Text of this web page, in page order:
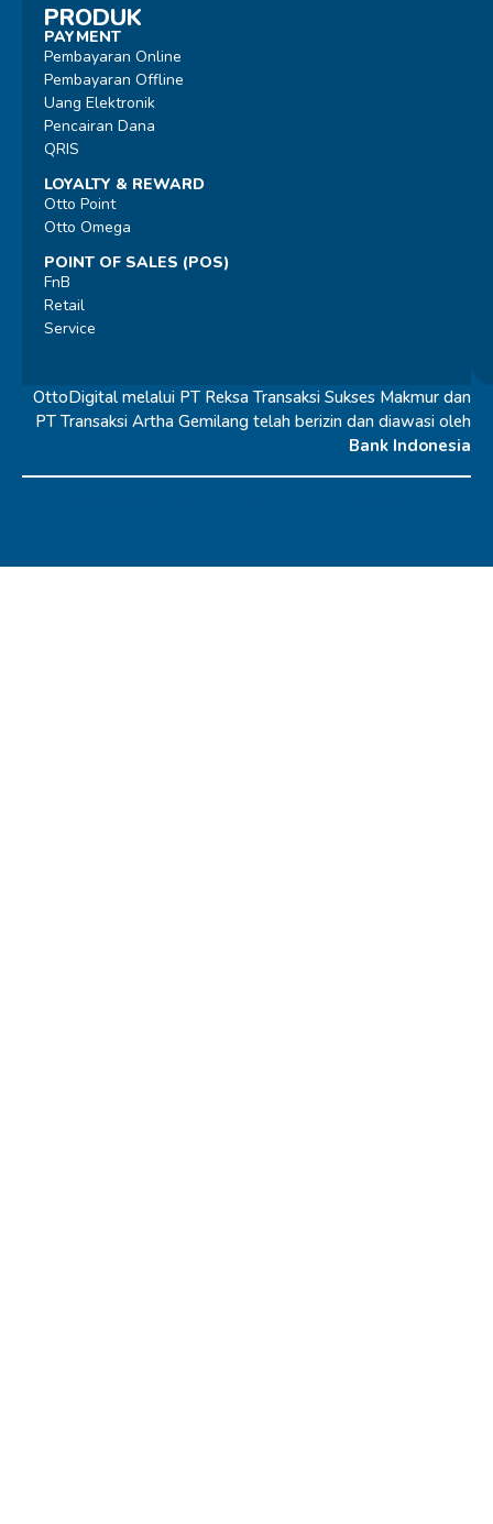
PRODUK
PAYMENT
Pembayaran Online
Pembayaran Offline
Uang Elektronik
Pencairan Dana
QRIS
LOYALTY & REWARD
Otto Point
Otto Omega
POINT OF SALES (POS)
FnB
Retail
Service
OttoDigital melalui PT Reksa Transaksi Sukses Makmur dan
PT Transaksi Artha Gemilang telah berizin dan diawasi oleh
Bank Indonesia